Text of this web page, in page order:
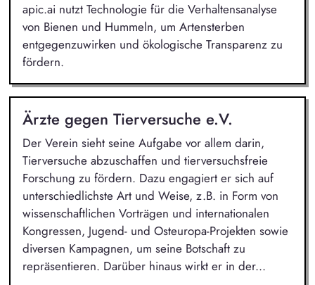
apic.ai nutzt Technologie für die Verhaltensanalyse
von Bienen und Hummeln, um Artensterben
entgegenzuwirken und ökologische Transparenz zu
fördern.
Ärzte gegen Tierversuche e.V.
Der Verein sieht seine Aufgabe vor allem darin,
Tierversuche abzuschaffen und tierversuchsfreie
Forschung zu fördern. Dazu engagiert er sich auf
unterschiedlichste Art und Weise, z.B. in Form von
wissenschaftlichen Vorträgen und internationalen
Kongressen, Jugend- und Osteuropa-Projekten sowie
diversen Kampagnen, um seine Botschaft zu
repräsentieren. Darüber hinaus wirkt er in der...